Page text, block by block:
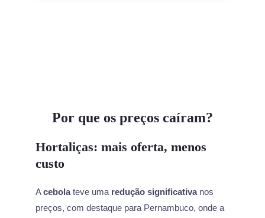
Por que os preços caíram?
Hortaliças: mais oferta, menos
custo
Acebolateve uma redução significativanos
preços, com destaque para Pernambuco, onde a